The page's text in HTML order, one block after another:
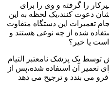
را گرفته و وی را برای
دعوت کنند،یک لحظه به این
تعمیرات این دستگاه متفاوت
شده از چه نوعی هستند و
یا خیر؟
یک پزشک نامعتبر التیام
تعمیر آن استفاده شده،پس از
می بندد و ترجیح می دهد